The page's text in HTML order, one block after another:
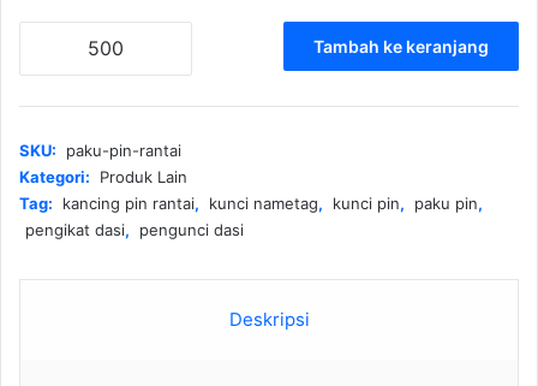
Rantai
Tambah ke keranjang
SKU:
paku-pin-rantai
Kategori:
Produk Lain
Tag:
kancing pin rantai, kunci nametag, kunci pin, paku pin,
pengikat dasi, pengunci dasi
Deskripsi